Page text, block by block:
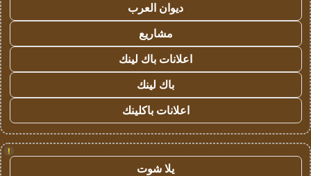
ديوان العرب
مشاريع
اعلانات باك لينك
باك لينك
اعلانات باكلينك
!
يلا شوت